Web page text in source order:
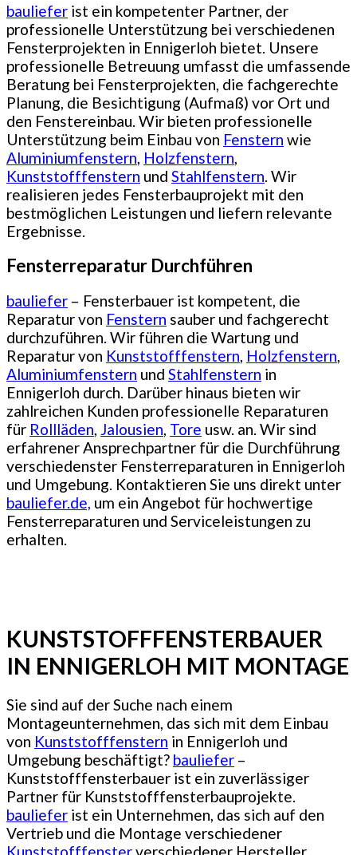
bauliefer ist ein kompetenter Partner, der
professionelle Unterstützung bei verschiedenen
Fensterprojekten in Ennigerloh bietet. Unsere
professionelle Betreuung umfasst die umfassende
Beratung bei Fensterprojekten, die fachgerechte
Planung, die Besichtigung (Aufmaß) vor Ort und
den Fenstereinbau. Wir bieten professionelle
Unterstützung beim Einbau von Fenstern wie
Aluminiumfenstern Holzfenstern
Kunststofffenstern und Stahlfenstern . Wir
realisieren jedes Fensterbauprojekt mit den
bestmöglichen Leistungen und liefern relevante
Ergebnisse.
Fensterreparatur Durchführen
bauliefer – Fensterbauer ist kompetent, die
Reparatur von Fenstern sauber und fachgerecht
durchzuführen. Wir führen die Wartung und
Reparatur von Kunststofffenstern, Holzfenstern,
Aluminiumfenstern und Stahlfenstern in
Ennigerloh durch. Darüber hinaus bieten wir
zahlreichen Kunden professionelle Reparaturen
für Rollläden, Jalousien, Tore usw. an. Wir sind
erfahrener Ansprechpartner für die Durchführung
verschiedenster Fensterreparaturen in Ennigerloh
und Umgebung. Kontaktieren Sie uns direkt unter
bauliefer.de, um ein Angebot für hochwertige
Fensterreparaturen und Serviceleistungen zu
erhalten.
KUNSTSTOFFFENSTERBAUER
IN ENNIGERLOH MIT MONTAGE
Sie sind auf der Suche nach einem
Montageunternehmen, das sich mit dem Einbau
von Kunststofffenstern in Ennigerloh und
Umgebung beschäftigt? bauliefer –
Kunststofffensterbauer ist ein zuverlässiger
Partner für Kunststofffensterbauprojekte.
bauliefer ist ein Unternehmen, das sich auf den
Vertrieb und die Montage verschiedener
Kunststofffensterverschiedener Hersteller